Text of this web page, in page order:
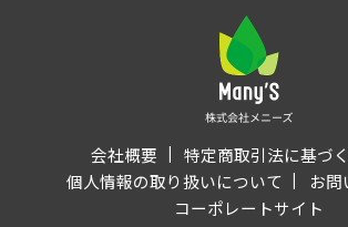
会社概要
特定商取引法に基づ
個人情報の取り扱いについて
お問
コーポレートサイト